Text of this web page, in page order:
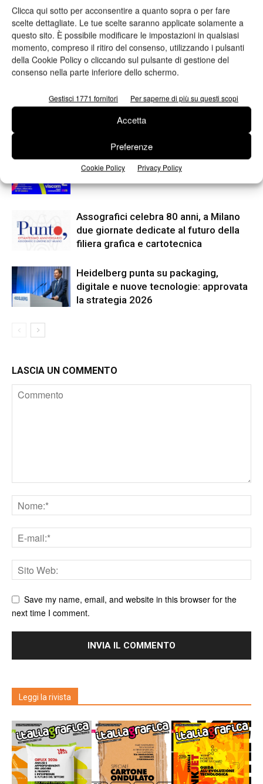
Clicca qui sotto per acconsentire a quanto sopra o per fare
scelte dettagliate. Le tue scelte saranno applicate solamente a
questo sito. È possibile modificare le impostazioni in qualsiasi
momento, compreso il ritiro del consenso, utilizzando i pulsanti
della Cookie Policy o cliccando sul pulsante di gestione del
consenso nella parte inferiore dello schermo.
Gestisci 1771 fornitori Per saperne di più su questi scopi
Accetta
Preferenze
Cookie Policy Privacy Policy
Articolo precedente
Onlineprinters si prende cura
dell’ambiente
Prossimo articolo
Rivoluzionaria stampa di colori
metallici, in un processo
Viscom 2026 cambia volto: debutta il
nuovo format Exhibition & Conference
Assografici celebra 80 anni, a Milano
due giornate dedicate al futuro della
filiera grafica e cartotecnica
Heidelberg punta su packaging,
digitale e nuove tecnologie: approvata
la strategia 2026
LASCIA UN COMMENTO
Save my name, email, and website in this browser for the
next time I comment.
Leggi la rivista